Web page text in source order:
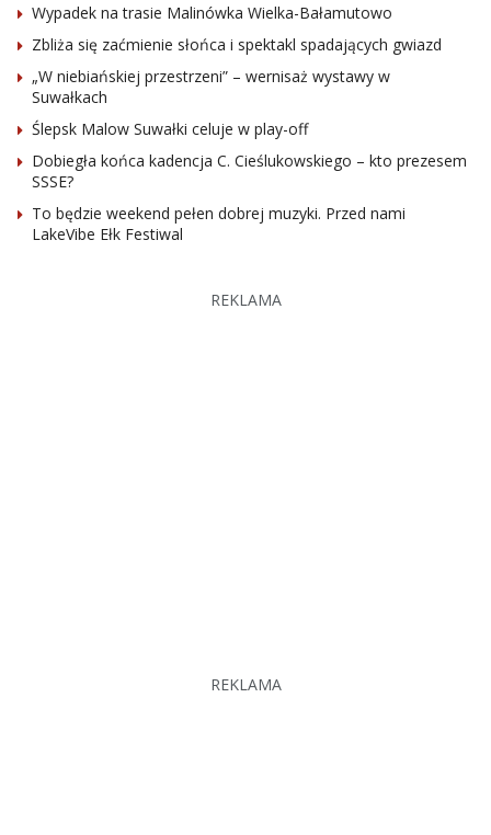
Wypadek na trasie Malinówka Wielka-Bałamutowo
Zbliża się zaćmienie słońca i spektakl spadających gwiazd
„W niebiańskiej przestrzeni” – wernisaż wystawy w
Suwałkach
Ślepsk Malow Suwałki celuje w play-off
Dobiegła końca kadencja C. Cieślukowskiego – kto prezesem
SSSE?
To będzie weekend pełen dobrej muzyki. Przed nami
LakeVibe Ełk Festiwal
REKLAMA
REKLAMA